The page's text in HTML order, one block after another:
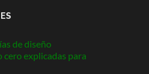
de diseño
explicadas para